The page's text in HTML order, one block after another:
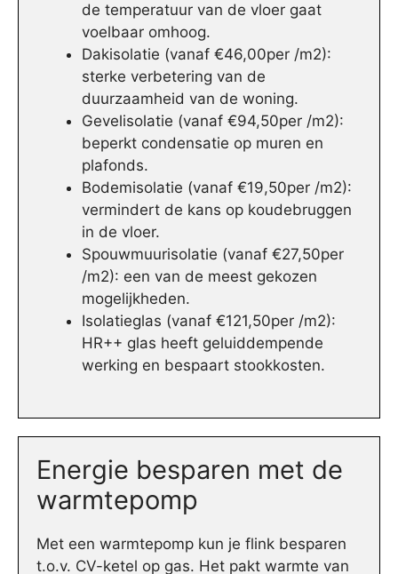
de temperatuur van de vloer gaat
voelbaar omhoog.
Dakisolatie (vanaf €46,00per /m2):
sterke verbetering van de
duurzaamheid van de woning.
Gevelisolatie (vanaf €94,50per /m2):
beperkt condensatie op muren en
plafonds.
Bodemisolatie (vanaf €19,50per /m2):
vermindert de kans op koudebruggen
in de vloer.
Spouwmuurisolatie (vanaf €27,50per
/m2): een van de meest gekozen
mogelijkheden.
Isolatieglas (vanaf €121,50per /m2):
HR++ glas heeft geluiddempende
werking en bespaart stookkosten.
Energie besparen met de
warmtepomp
Met een warmtepomp kun je flink besparen
t.o.v. CV-ketel op gas. Het pakt warmte van